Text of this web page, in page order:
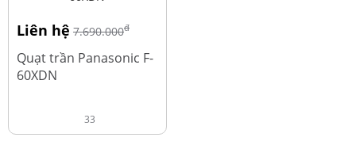
Liên hệ 7.690.000đ
Quạt trần Panasonic F-
60XDN
33